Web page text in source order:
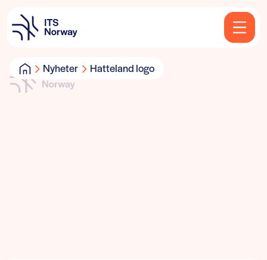
Nyheter Hatteland logo